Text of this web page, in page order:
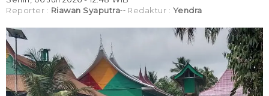
Reporter : Riawan Syaputra Redaktur : Yendra